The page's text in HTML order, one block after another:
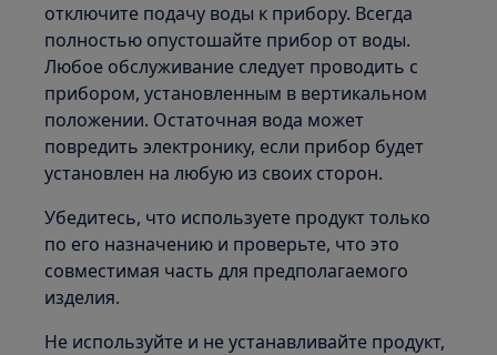
отключите подачу воды к прибору. Всегда
полностью опустошайте прибор от воды.
Любое обслуживание следует проводить с
прибором, установленным в вертикальном
положении. Остаточная вода может
повредить электронику, если прибор будет
установлен на любую из своих сторон.
Убедитесь, что используете продукт только
по его назначению и проверьте, что это
совместимая часть для предполагаемого
изделия.
Не используйте и не устанавливайте продукт,